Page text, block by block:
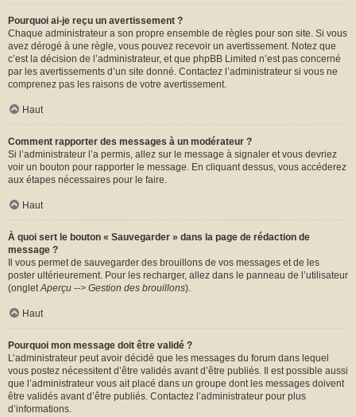
Pourquoi ai-je reçu un avertissement ?
Chaque administrateur a son propre ensemble de règles pour son site. Si vous
avez dérogé à une règle, vous pouvez recevoir un avertissement. Notez que
c’est la décision de l’administrateur, et que phpBB Limited n’est pas concerné
par les avertissements d’un site donné. Contactez l’administrateur si vous ne
comprenez pas les raisons de votre avertissement.
Haut
Comment rapporter des messages à un modérateur ?
Si l’administrateur l’a permis, allez sur le message à signaler et vous devriez
voir un bouton pour rapporter le message. En cliquant dessus, vous accéderez
aux étapes nécessaires pour le faire.
Haut
À quoi sert le bouton « Sauvegarder » dans la page de rédaction de
message ?
Il vous permet de sauvegarder des brouillons de vos messages et de les
poster ultérieurement. Pour les recharger, allez dans le panneau de l’utilisateur
(ongletAperçu --> Gestion des brouillons).
Haut
Pourquoi mon message doit être validé ?
L’administrateur peut avoir décidé que les messages du forum dans lequel
vous postez nécessitent d’être validés avant d’être publiés. Il est possible aussi
que l’administrateur vous ait placé dans un groupe dont les messages doivent
être validés avant d’être publiés. Contactez l’administrateur pour plus
d’informations.